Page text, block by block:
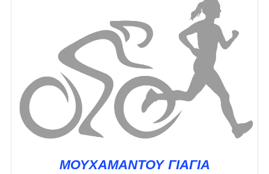
ΜΟΥΧΑΜΆΝΤΟΥ ΓΙΑΓΙΆ